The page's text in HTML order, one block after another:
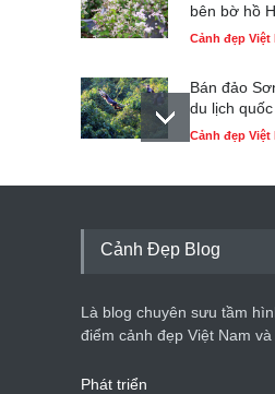
bên bờ hồ
Cảnh đẹp Việt
Bán đảo
du lịch
Cảnh đẹp Việt
Những
nhà giáo tại
Cảnh đẹp Việt
Cảnh Đẹp Blog
Là blog chuyên sưu tầm
điểm cảnh đẹp Việt Nam
Phát triển